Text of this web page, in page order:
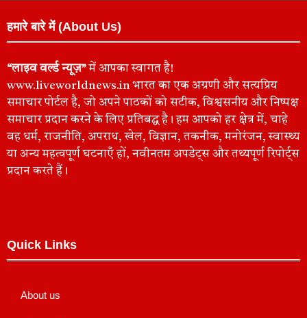
हमारे बारे में (About Us)
“लाइव वर्ल्ड न्यूज़”में आपका स्वागत है!
www.liveworldnews.in भारत का एक अग्रणी और सत्यप्रिय
समाचार पोर्टल है, जो अपने पाठकों को सटीक, विश्वसनीय और निष्पक्ष
समाचार प्रदान करने के लिए प्रतिबद्ध है। हम आपको हर क्षेत्र में, चाहे
वह धर्म, राजनीति, अपराध, खेल, विज्ञान, तकनीक, मनोरंजन, स्वास्थ्य
या अन्य महत्वपूर्ण घटनाएँ हों, नवीनतम अपडेट्स और तथ्यपूर्ण रिपोर्ट्स
प्रदान करते हैं।
Quick Links
About us